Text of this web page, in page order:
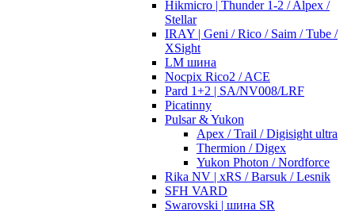
Hikmicro | Thunder 1-2 / Alpex /
Stellar
IRAY | Geni / Rico / Saim / Tube /
XSight
LM шина
Nocpix Rico2 / ACE
Pard 1+2 | SA/NV008/LRF
Picatinny
Pulsar & Yukon
Apex / Trail / Digisight ultra
Thermion / Digex
Yukon Photon / Nordforce
Rika NV | xRS / Barsuk / Lesnik
SFH VARD
Swarovski | шина SR